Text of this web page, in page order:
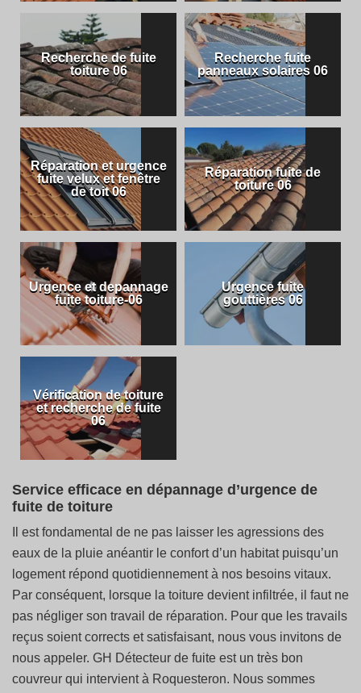
Recherche de fuite
toiture 06
Recherche fuite
panneaux solaires 06
Réparation et urgence
fuite velux et fenêtre
de toit 06
Réparation fuite de
toiture 06
Urgence et depannage
fuite toiture-06
Urgence fuite
gouttières 06
Vérification de toiture
et recherche de fuite
06
Service efficace en dépannage d’urgence de
fuite de toiture
Il est fondamental de ne pas laisser les agressions des
eaux de la pluie anéantir le confort d’un habitat puisqu’un
logement répond quotidiennement à nos besoins vitaux.
Par conséquent, lorsque la toiture devient infiltrée, il faut ne
pas négliger son travail de réparation. Pour que les travails
reçus soient corrects et satisfaisant, nous vous invitons de
nous appeler. GH Détecteur de fuite est un très bon
couvreur qui intervient à Roquesteron. Nous sommes